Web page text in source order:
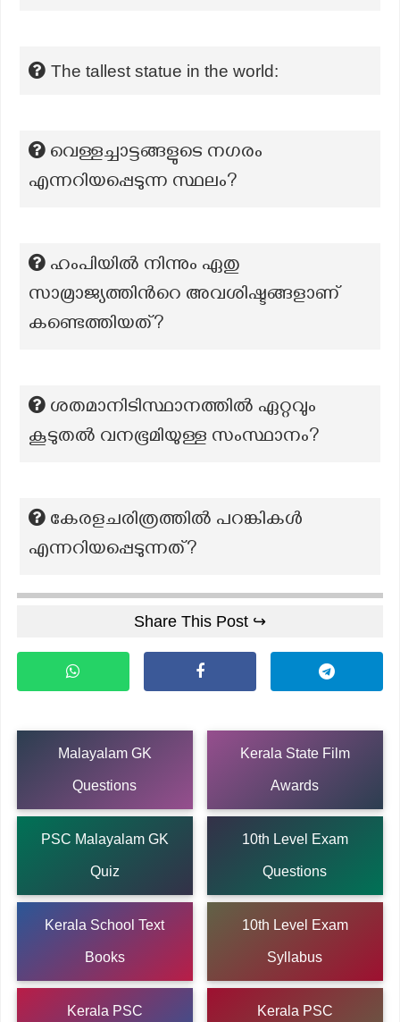
The tallest statue in the world:
വെള്ളച്ചാട്ടങ്ങളുടെ നഗരം
എന്നറിയപ്പെടുന്ന സ്ഥലം?
ഹംപിയില്‍ നിന്നും ഏതു
സാമ്രാജ്യത്തിന്‍റെ അവശിഷ്ടങ്ങളാണ്
കണ്ടെത്തിയത്?
ശതമാനിടിസ്ഥാനത്തില്‍ ഏറ്റവും
കൂടുതല്‍ വനഭൂമിയുള്ള സംസ്ഥാനം?
കേരളചരിത്രത്തിൽ പറങ്കികൾ
എന്നറിയപ്പെടുന്നത്?
Share This Post ↪
Malayalam GK
Questions
Kerala State Film
Awards
PSC Malayalam GK
Quiz
10th Level Exam
Questions
Kerala School Text
Books
10th Level Exam
Syllabus
Kerala PSC Kerala PSC